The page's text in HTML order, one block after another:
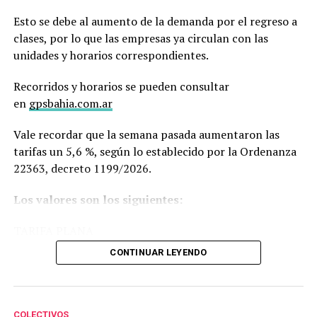
27 Mendoza $1.680
28 San Rafael $1.680
29 Villa Carlos Paz $1.670
31 Garupá $1.670
32 Concordia $1.620
34 Oberá $1.519
35 Río Gallegos $1.500
36 Merlo $1.500
37 Salta $1.450
40 San Salvador de Jujuy $1.421
41 Concepción del Uruguay $1.400
44 Neuquén $1.390
Esto se debe al aumento de la demanda por el regreso a
clases, por lo que las empresas ya circulan con las
unidades y horarios correspondientes.
Recorridos y horarios se pueden consultar
en gpsbahia.com.ar
Vale recordar que la semana pasada aumentaron las
tarifas un 5,6 %, según lo establecido por la Ordenanza
22363, decreto 1199/2026.
Los valores son los siguientes:
1° Sección: $1941,51
Cabildo: $3679,83
CONTINUAR LEYENDO
COLECTIVOS